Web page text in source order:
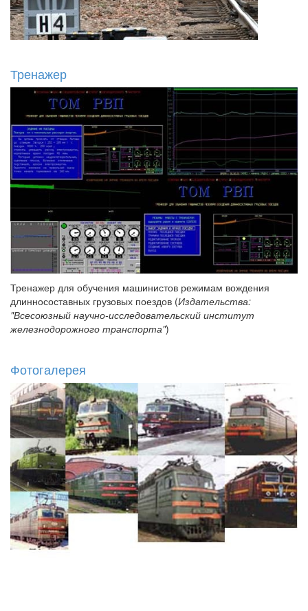
Тренажер
Тренажер для обучения машинистов режимам вождения
длинносоставных грузовых поездов (Издательства:
"Всесоюзный научно-исследовательский институт
железнодорожного транспорта")
Фотогалерея